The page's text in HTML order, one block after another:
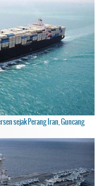
sejak Perang Iran, Guncang